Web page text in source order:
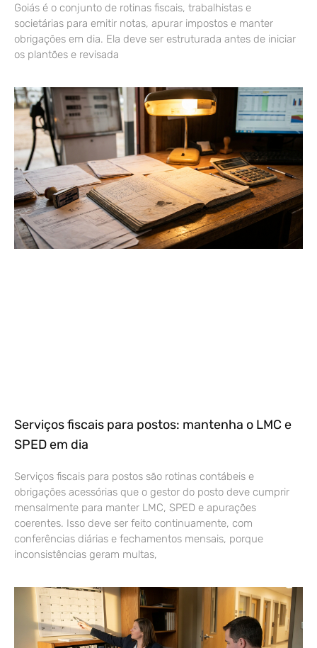
Goiás é o conjunto de rotinas fiscais, trabalhistas e
societárias para emitir notas, apurar impostos e manter
obrigações em dia. Ela deve ser estruturada antes de iniciar
os plantões e revisada
Serviços fiscais para postos: mantenha o LMC e
SPED em dia
Serviços fiscais para postos são rotinas contábeis e
obrigações acessórias que o gestor do posto deve cumprir
mensalmente para manter LMC, SPED e apurações
coerentes. Isso deve ser feito continuamente, com
conferências diárias e fechamentos mensais, porque
inconsistências geram multas,